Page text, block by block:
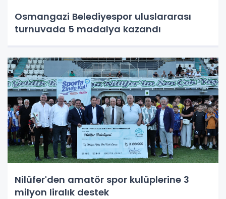
Osmangazi Belediyespor uluslararası
turnuvada 5 madalya kazandı
Nilüfer'den amatör spor kulüplerine 3
milyon liralık destek